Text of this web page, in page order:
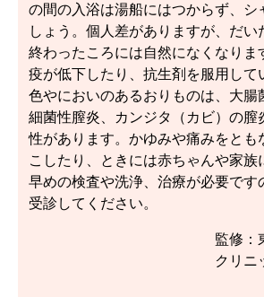
の間の入浴は湯船にはつからず、シ
しょう。個人差がありますが、だい
終わったころには自然になくなりま
疫が低下したり、抗生剤を服用して
色やにおいのあるおりものは、大腸
細菌性膣炎、カンジタ（カビ）の膣
性があります。かゆみや痛みをとも
こしたり、ときには赤ちゃんや家族
早めの検査や洗浄、治療が必要です
受診してください。
監修：
クリニ